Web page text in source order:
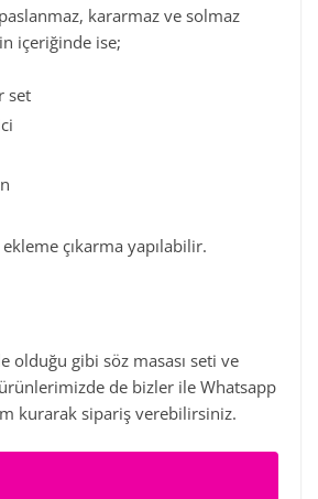
kararmaz ve solmaz
içeriğinde ise;
set
çıkarma yapılabilir.
olduğu gibi söz masası seti ve
de bizler ile Whatsapp
kurarak sipariş verebilirsiniz.